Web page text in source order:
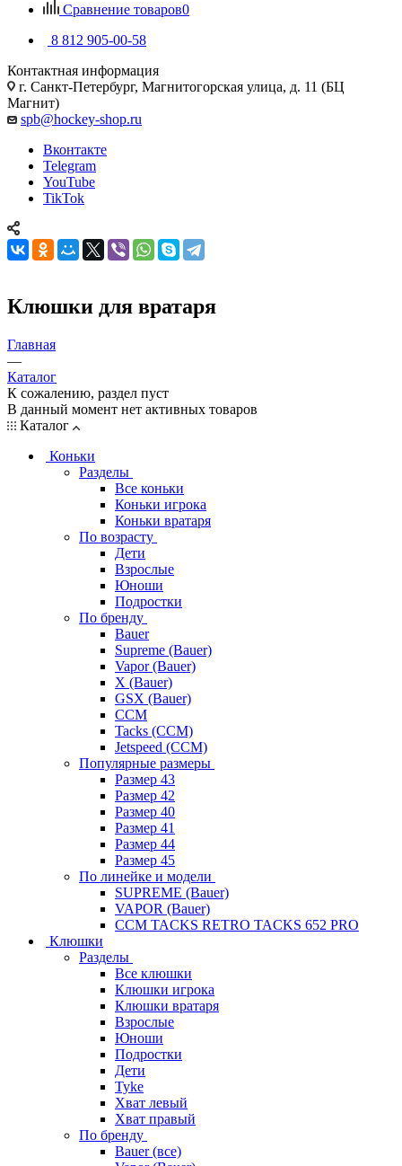
Сравнение товаров0
8 812 905-00-58
Контактная информация
г. Санкт-Петербург, Магнитогорская улица, д. 11 (БЦ
Магнит)
spb@hockey-shop.ru
Вконтакте
Telegram
YouTube
TikTok
Клюшки для вратаря
Главная
—
Каталог
К сожалению, раздел пуст
В данный момент нет активных товаров
Каталог
Коньки
Разделы
Все коньки
Коньки игрока
Коньки вратаря
По возрасту
Дети
Взрослые
Юноши
Подростки
По бренду
Bauer
Supreme (Bauer)
Vapor (Bauer)
X (Bauer)
GSX (Bauer)
CCM
Tacks (CCM)
Jetspeed (CCM)
Популярные размеры
Размер 43
Размер 42
Размер 40
Размер 41
Размер 44
Размер 45
По линейке и модели
SUPREME (Bauer)
VAPOR (Bauer)
CCM TACKS RETRO TACKS 652 PRO
Клюшки
Разделы
Все клюшки
Клюшки игрока
Клюшки вратаря
Взрослые
Юноши
Подростки
Дети
Tyke
Хват левый
Хват правый
По бренду
Bauer (все)